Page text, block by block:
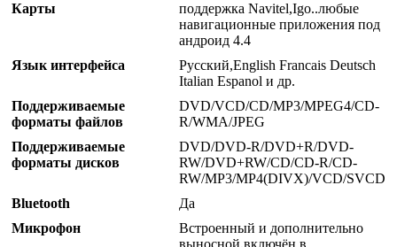
Карты
поддержка Navitel,Igo..любые
навигационные приложения под
андроид 4.4
Язык интерфейса
Русский,English Francais Deutsch
Italian Espanol и др.
Поддерживаемые
форматы файлов
DVD/VCD/CD/MP3/MPEG4/CD-
R/WMA/JPEG
Поддерживаемые
форматы дисков
DVD/DVD-R/DVD+R/DVD-
RW/DVD+RW/CD/CD-R/CD-
RW/MP3/MP4(DIVX)/VCD/SVCD
Bluetooth
Да
Микрофон
Встроенный и дополнительно